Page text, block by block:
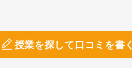
授業を探して口コミを書く